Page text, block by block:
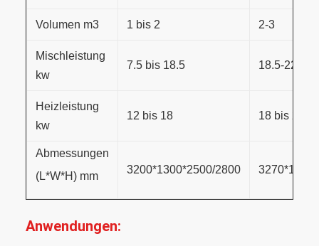
Volumen m3 1 bis 2 2-3
Mischleistung
kw
7.5 bis 18.5 18.5-22
Heizleistung
kw
12 bis 18 18 bis 24
Abmessungen
(L*W*H) mm
3200*1300*2500/2800
Anwendungen: